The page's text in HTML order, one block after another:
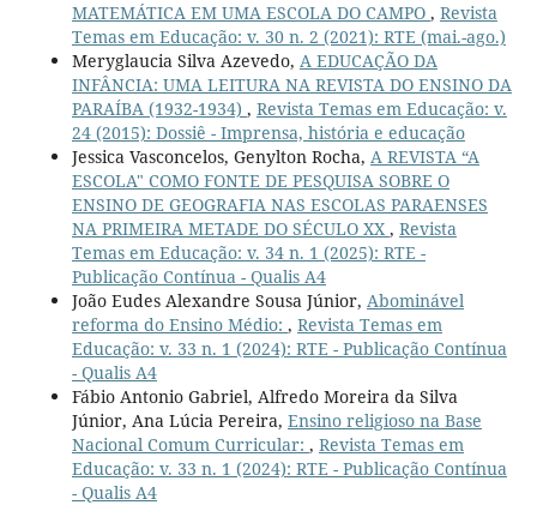
MATEMÁTICA EM UMA ESCOLA DO CAMPO , Revista
Temas em Educação: v. 30 n. 2 (2021): RTE (mai.-ago.)
Meryglaucia Silva Azevedo, A EDUCAÇÃO DA
INFÂNCIA: UMA LEITURA NA REVISTA DO ENSINO DA
PARAÍBA (1932-1934) , Revista Temas em Educação: v.
24 (2015): Dossiê - Imprensa, história e educação
Jessica Vasconcelos, Genylton Rocha, A REVISTA “A
ESCOLA" COMO FONTE DE PESQUISA SOBRE O
ENSINO DE GEOGRAFIA NAS ESCOLAS PARAENSES
NA PRIMEIRA METADE DO SÉCULO XX , Revista
Temas em Educação: v. 34 n. 1 (2025): RTE -
Publicação Contínua - Qualis A4
João Eudes Alexandre Sousa Júnior, Abominável
reforma do Ensino Médio: , Revista Temas em
Educação: v. 33 n. 1 (2024): RTE - Publicação Contínua
- Qualis A4
Fábio Antonio Gabriel, Alfredo Moreira da Silva
Júnior, Ana Lúcia Pereira, Ensino religioso na Base
Nacional Comum Curricular: , Revista Temas em
Educação: v. 33 n. 1 (2024): RTE - Publicação Contínua
- Qualis A4